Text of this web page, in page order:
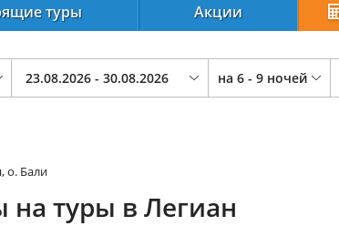
туры Акции
на 6 - 9 ночей
о. Бали
туры в Легиан